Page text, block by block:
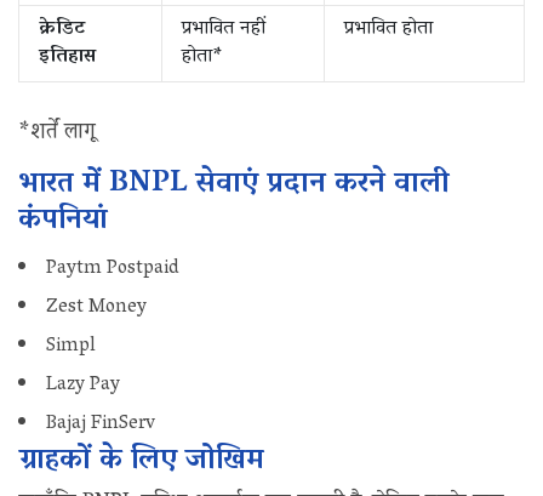
क्रेडिट
इतिहास
प्रभावित नहीं
होता*
प्रभावित होता
*शर्तें लागू
भारत में BNPL सेवाएं प्रदान करने वाली
कंपनियां
Paytm Postpaid
Zest Money
Simpl
Lazy Pay
Bajaj FinServ
ग्राहकों के लिए जोखिम